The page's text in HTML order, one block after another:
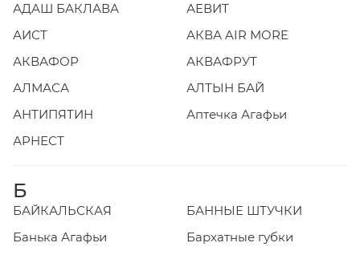
АДАШ БАКЛАВА
АЕВИТ
АИСТ
АКВА AIR MORE
АКВАФОР
АКВАФРУТ
АЛМАСА
АЛТЫН БАЙ
АНТИПЯТИН
Аптечка Агафьи
АРНЕСТ
Б
БАЙКАЛЬСКАЯ
БАННЫЕ ШТУЧКИ
Банька Агафьи
Бархатные губки